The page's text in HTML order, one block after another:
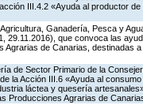
III.4.2 «Ayuda al productor
Ganadería, Pesca y
que convoca las
de Canarias, destinadas
de Sector Primario de la
la Acción III.6 «Ayuda al
láctea y quesería
Producciones Agrarias de